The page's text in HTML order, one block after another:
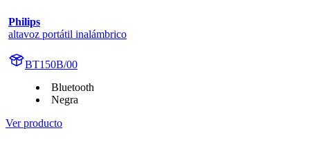
Philips
altavoz portátil inalámbrico
BT150B/00
Bluetooth
Negra
Ver producto